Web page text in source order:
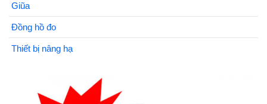
Giũa
Đồng hồ đo
Thiết bị nâng hạ